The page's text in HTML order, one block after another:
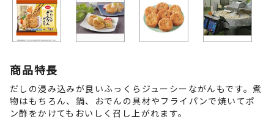
商品特長
だしの浸み込みが良いふっくらジューシーながんもです。煮
物はもちろん、鍋、おでんの具材やフライパンで焼いてポ
ン酢をかけてもおいしく召し上がれます。